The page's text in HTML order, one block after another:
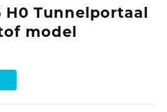
H0 Tunnelportaal
model